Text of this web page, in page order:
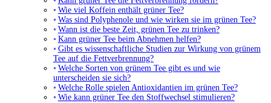
Wie viel Koffein enthält grüner Tee?
Was sind Polyphenole und wie wirken sie im grünen Tee?
Wann ist die beste Zeit, grünen Tee zu trinken?
Kann grüner Tee beim Abnehmen helfen?
Gibt es wissenschaftliche Studien zur Wirkung von grünem
Tee auf die Fettverbrennung?
Welche Sorten von grünem Tee gibt es und wie
unterscheiden sie sich?
Welche Rolle spielen Antioxidantien im grünen Tee?
Wie kann grüner Tee den Stoffwechsel stimulieren?